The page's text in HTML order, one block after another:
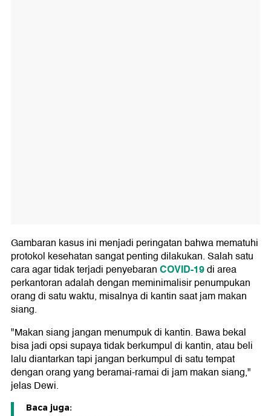
Gambaran kasus ini menjadi peringatan bahwa mematuhi
protokol kesehatan sangat penting dilakukan. Salah satu
cara agar tidak terjadi penyebaranCOVID-19di area
perkantoran adalah dengan meminimalisir penumpukan
orang di satu waktu, misalnya di kantin saat jam makan
siang.
"Makan siang jangan menumpuk di kantin. Bawa bekal
bisa jadi opsi supaya tidak berkumpul di kantin, atau beli
lalu diantarkan tapi jangan berkumpul di satu tempat
dengan orang yang beramai-ramai di jam makan siang,"
jelas Dewi.
Baca juga: